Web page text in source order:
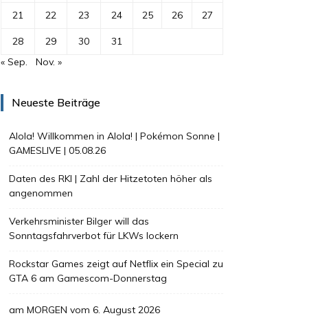
21 22 23 24 25 26 27
28 29 30
31
« Sep.
Nov. »
Neueste Beiträge
Alola! Willkommen in Alola! | Pokémon Sonne |
GAMESLIVE | 05.08.26
Daten des RKI | Zahl der Hitzetoten höher als
angenommen
Verkehrsminister Bilger will das
Sonntagsfahrverbot für LKWs lockern
Rockstar Games zeigt auf Netflix ein Special zu
GTA 6 am Gamescom-Donnerstag
am MORGEN vom 6. August 2026